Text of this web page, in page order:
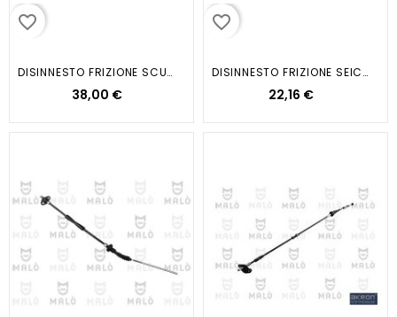
favorite_border
DISINNESTO FRIZIONE SCUDO/ULYSSEJTD
38,00 €
favorite_border
DISINNESTO FRIZIONE SEICENTO
22,16 €